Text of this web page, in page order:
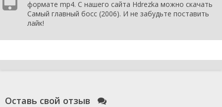
формате mp4. С нашего сайта Hdrezka можно скачать
Самый главный босс (2006). И не забудьте поставить
лайк!
Оставь свой отзыв